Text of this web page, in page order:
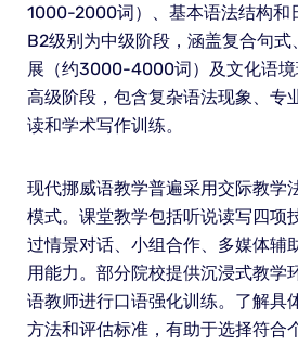
1000-2000词）、基本语法结构和
B2级别为中级阶段，涵盖复合句
展（约3000-4000词）及文化语
高级阶段，包含复杂语法现象、专
读和学术写作训练。
现代挪威语教学普遍采用交际教学
模式。课堂教学包括听说读写四项
过情景对话、小组合作、多媒体辅
用能力。部分院校提供沉浸式教学
语教师进行口语强化训练。了解具
方法和评估标准，有助于选择符合